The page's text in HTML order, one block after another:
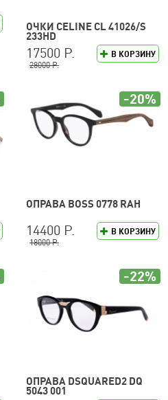
ОЧКИ CELINE CL 41026/S
233HD
В КОРЗИНУ
17500 Р.
28000 Р.
ОПРАВА BOSS 0778 RAH
В КОРЗИНУ
14400 Р.
18000 Р.
-20%
ОПРАВА DSQUARED2 DQ
5043 001
-22%